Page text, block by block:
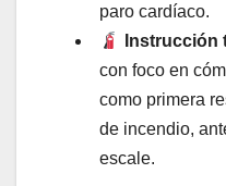
paro cardíaco.
Instrucción
con foco en
como primera
de incendio,
escale.